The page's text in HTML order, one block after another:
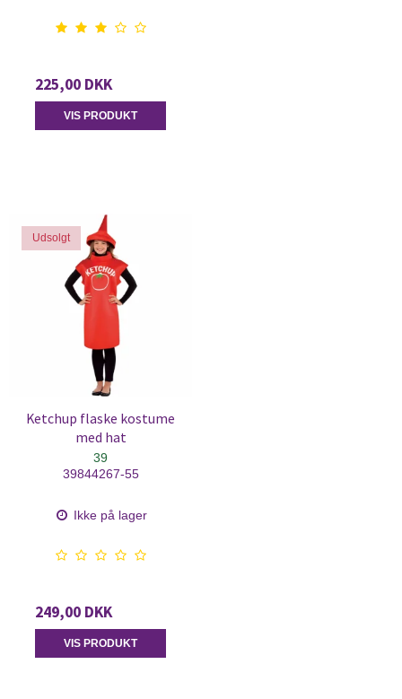
225,00 DKK
VIS PRODUKT
Udsolgt
Ketchup flaske kostume
med hat
39
39844267-55
Ikke på lager
249,00 DKK
VIS PRODUKT